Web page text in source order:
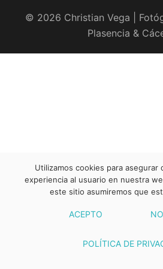
© 2026 Christian Vega |
Plasencia &
Utilizamos cookies para asegurar
experiencia al usuario en nuestra
este sitio asumiremos que
ACEPTO
POLÍTICA DE